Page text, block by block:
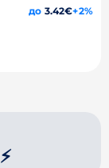
до 3.42€+2%
⚡